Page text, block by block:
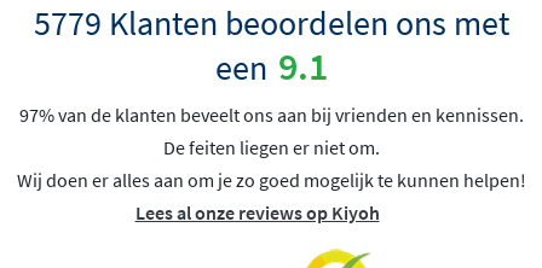
5779 Klanten beoordelen ons met
een 9.1
97% van de klanten beveelt ons aan bij vrienden en kennissen.
De feiten liegen er niet om.
Wij doen er alles aan om je zo goed mogelijk te kunnen helpen!
Lees al onze reviews op Kiyoh